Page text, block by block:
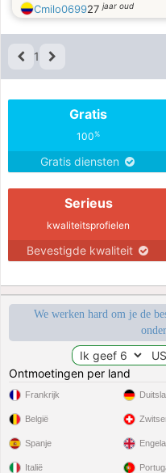
Cmilo069927jaar oud
1
Gratis
100%
Gratis diensten
Serieus
kwaliteitsprofielen
Bevestigde kwaliteit
We werken hard om je de
Ontmoetingen per land
Frankrijk
België
Spanje
Italië